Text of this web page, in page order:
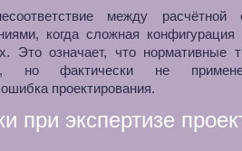
между
когда сложная конфигурация
Это означает, что нормативные
но фактически не
проектирования.
при экспертизе